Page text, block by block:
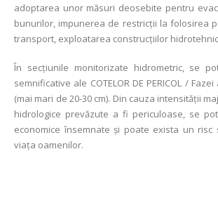
adoptarea unor măsuri deosebite pentru
bunurilor, impunerea de restricții la folosirea
transport, exploatarea construcțiilor
În secțiunile monitorizate hidrometric, se
semnificative ale COTELOR DE PERICOL /
(mai mari de 20-30 cm). Din cauza intensității
hidrologice prevăzute a fi periculoase, se
economice însemnate și poate exista un risc
viața oamenilor.